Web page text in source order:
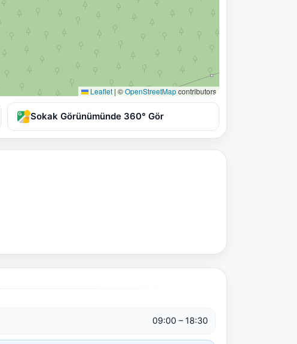
Leaflet | ©OpenStreetMapcontributors
Sokak Görünümünde 360° Gör
09:00 – 18:30